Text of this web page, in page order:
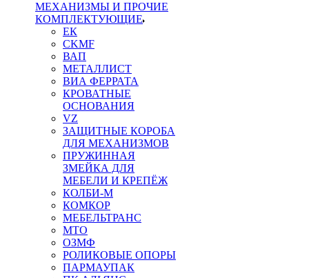
МЕХАНИЗМЫ И ПРОЧИЕ
КОМПЛЕКТУЮЩИЕ
ЕК
CKMF
ВАП
МЕТАЛЛИСТ
ВИА ФЕРРАТА
КРОВАТНЫЕ
ОСНОВАНИЯ
VZ
ЗАЩИТНЫЕ КОРОБА
ДЛЯ МЕХАНИЗМОВ
ПРУЖИННАЯ
ЗМЕЙКА ДЛЯ
МЕБЕЛИ И КРЕПЁЖ
КОЛБИ-М
КОМКОР
МЕБЕЛЬТРАНС
MTO
ОЗМФ
РОЛИКОВЫЕ ОПОРЫ
ПАРМАУПАК